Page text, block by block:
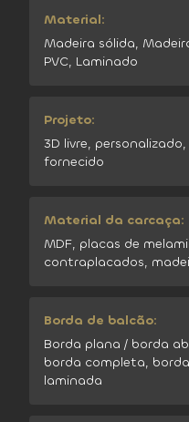
Material:
Madeira sólida,
PVC, Laminado
Projeto:
3D livre,
fornecido
Material da carcaça:
MDF, placas de
contraplacados,
Borda de balcão:
Borda plana / borda
borda completa,
laminada